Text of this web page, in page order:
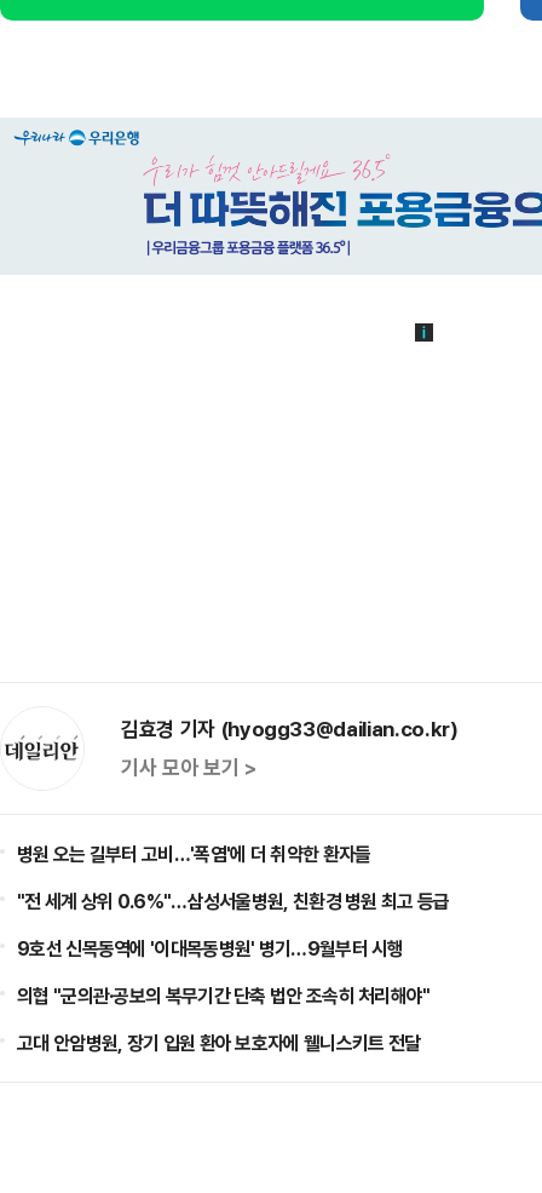
김효경 기자 (hyogg33@dailian.co.kr)
기사 모아 보기 >
병원 오는 길부터 고비…'폭염'에 더 취약한 환자들
"전 세계 상위 0.6%"…삼성서울병원, 친환경 병원 최고 등급
9호선 신목동역에 '이대목동병원' 병기…9월부터 시행
의협 "군의관·공보의 복무기간 단축 법안 조속히 처리해야"
고대 안암병원, 장기 입원 환아 보호자에 웰니스키트 전달